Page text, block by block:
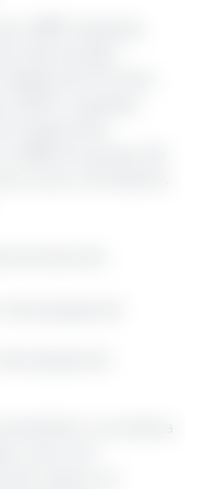
1887 pessoas,
intervenção
de Drones,
equipas
Catalunha,
e 885 do grupo de
Local, voluntários
de:
também coordena
risco em
de caça e os